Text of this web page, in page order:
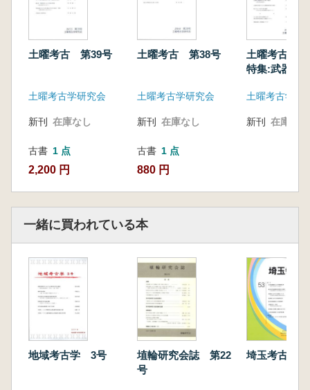
土曜考古 第39号
土曜考古学研究会
新刊 在庫なし
古書 1 点
2,200 円
土曜考古 第38号
土曜考古学研究会
新刊 在庫なし
古書 1 点
880 円
土曜考古
特集:武器・
土曜考古学研
新刊 在庫なし
一緒に買われている本
地域考古学 3号
埴輪研究会誌 第22
号
埼玉考古